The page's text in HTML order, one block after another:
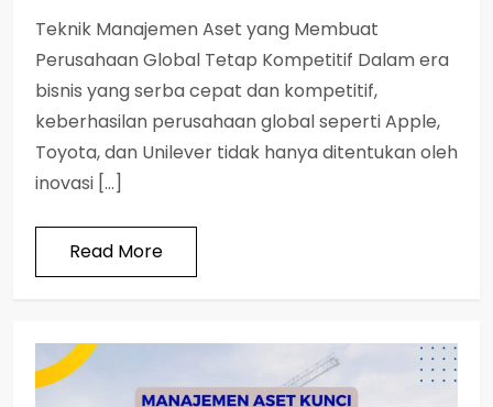
Teknik Manajemen Aset yang Membuat
Perusahaan Global Tetap Kompetitif Dalam era
bisnis yang serba cepat dan kompetitif,
keberhasilan perusahaan global seperti Apple,
Toyota, dan Unilever tidak hanya ditentukan oleh
inovasi […]
Read More